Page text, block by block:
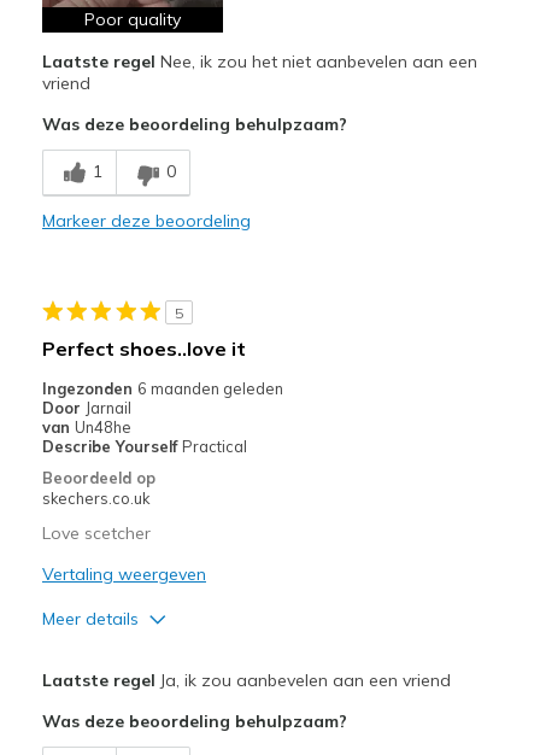
Comfortable
Minpunten
Wear Out Quickly
Width
Sizing
Feels true to size
Poor quality
Laatste regel Nee, ik zou het niet aanbevelen aan een
vriend
Was deze beoordeling behulpzaam?
1 0
Markeer deze beoordeling
5
Perfect shoes..love it
Ingezonden 6 maanden geleden
Door Jarnail
van Un48he
Describe Yourself Practical
Beoordeeld op
skechers.co.uk
Love scetcher
Vertaling weergeven
Meer details
Breathe Well
Laatste regel Ja, ik zou aanbevelen aan een vriend
Was deze beoordeling behulpzaam?